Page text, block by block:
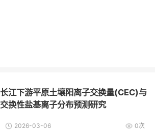
长江下游平原土壤阳离子交换量(CEC)与
交换性盐基离子分布预测研究
0次
2026-03-06